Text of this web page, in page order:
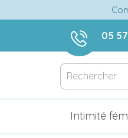
05
Intimité